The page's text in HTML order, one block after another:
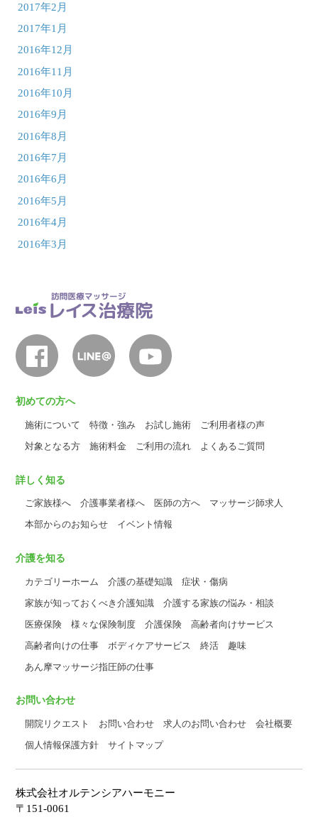
2017年2月
2017年1月
2016年12月
2016年11月
2016年10月
2016年9月
2016年8月
2016年7月
2016年6月
2016年5月
2016年4月
2016年3月
初めての方へ
施術について 特徴・強み お試し施術
ご利用者様の声
対象となる方
施術料金 ご利用の流れ よくあるご質問
詳しく知る
ご家族様へ 介護事業者様へ 医師の方へ
マッサージ師求人
本部からのお知らせ
イベント情報
介護を知る
カテゴリーホーム 介護の基礎知識
症状・傷病
家族が知っておくべき介護知識
介護する家族の悩み・相談
医療保険
様々な保険制度 介護保険
高齢者向けサービス
高齢者向けの仕事
ボディケアサービス 終活
趣味
あん摩マッサージ指圧師の仕事
お問い合わせ
開院リクエスト お問い合わせ 求人のお問い合わせ
会社概要
個人情報保護方針
サイトマップ
株式会社オルテンシアハーモニー
〒151-0061